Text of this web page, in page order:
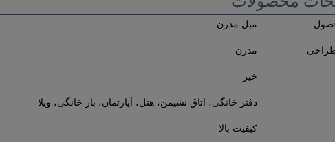
مبل مدرن
مدرن
خیر
دفتر خانگی، اتاق نشیمن، هتل، آپارتمان، بار خانگی، ویلا
کیفیت بالا